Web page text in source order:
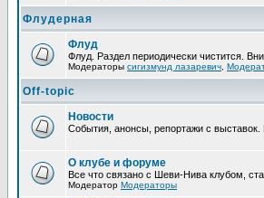
Флудерная
Флуд
Флуд. Раздел периодически чистится.
Модераторы сигизмунд лазаревич
Off-topic
Новости
События, анонсы, репортажи с
О клубе и форуме
Все что связано с Шеви-Нива клубом,
Модератор Модераторы